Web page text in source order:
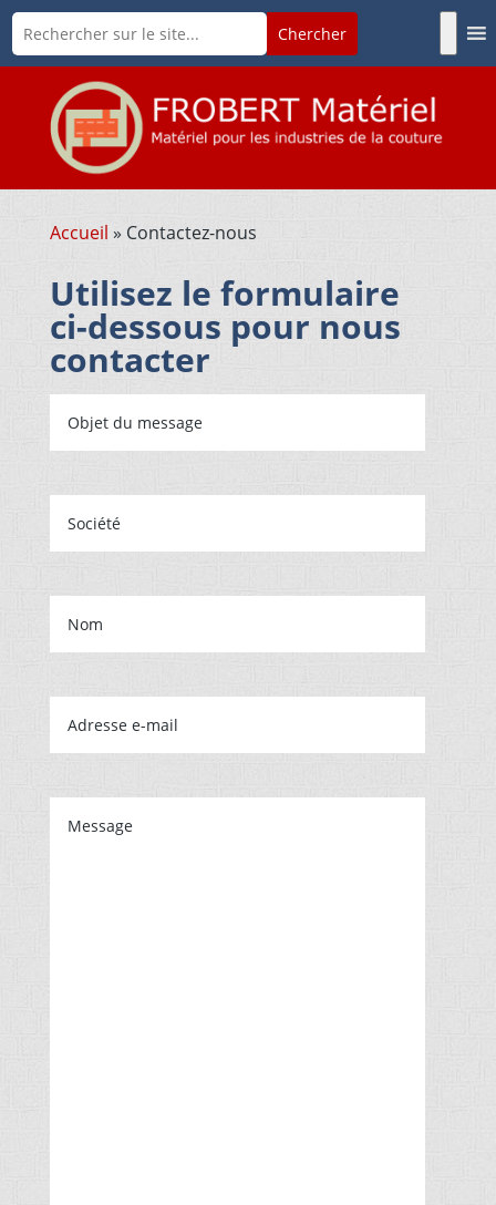
Accueil » Contactez-nous
Utilisez le formulaire
ci-dessous pour nous
contacter